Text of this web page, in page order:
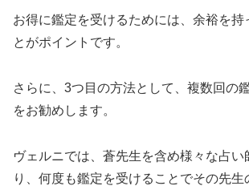
お得に鑑定を受けるためには、余裕を持
とがポイントです。
さらに、3つ目の方法として、複数回の
をお勧めします。
ヴェルニでは、蒼先生を含め様々な占い
り、何度も鑑定を受けることでその先生